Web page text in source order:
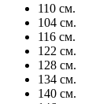
110 см.
104 см.
116 см.
122 см.
128 см.
134 см.
140 см.